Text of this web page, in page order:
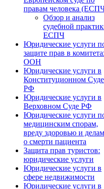
правам человека
Обзор и анализ
судебной
ЕСПЧ
Юридические услуги
защите прав в
ООН
Юридические услуги в
Конституционном Суде
РФ
Юридические услуги в
Верховном Суде РФ
Юридические услуги
медицинским спорам,
вреду здоровью и делам
о смерти пациента
Защита прав туристов:
юридические услуги
Юридические услуги в
сфере недвижимости
Юридические услуги в